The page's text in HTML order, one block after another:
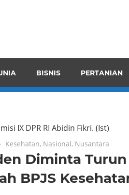
BISNIS PERTANIAN
IX DPR RI Abidin Fikri. (Ist)
Kesehatan, Nasional, Nusantara
Diminta
BPJS